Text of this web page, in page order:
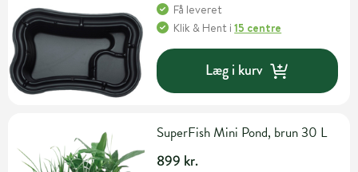
Få leveret
Klik & Hent i15 centre
Læg i kurv
SuperFish Mini Pond, brun 30 L
899 kr.